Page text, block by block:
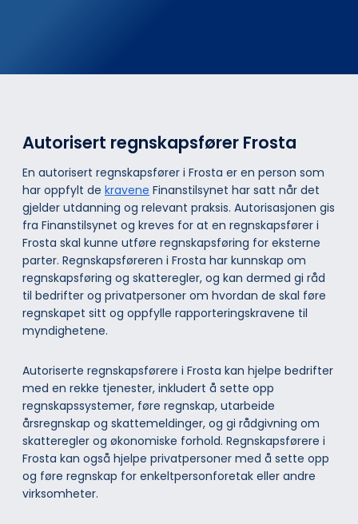
Autorisert regnskapsfører Frosta
En autorisert regnskapsfører i Frosta er en person som
har oppfylt de kravene Finanstilsynet har satt når det
gjelder utdanning og relevant praksis. Autorisasjonen gis
fra Finanstilsynet og kreves for at en regnskapsfører i
Frosta skal kunne utføre regnskapsføring for eksterne
parter. Regnskapsføreren i Frosta har kunnskap om
regnskapsføring og skatteregler, og kan dermed gi råd
til bedrifter og privatpersoner om hvordan de skal føre
regnskapet sitt og oppfylle rapporteringskravene til
myndighetene.
Autoriserte regnskapsførere i Frosta kan hjelpe bedrifter
med en rekke tjenester, inkludert å sette opp
regnskapssystemer, føre regnskap, utarbeide
årsregnskap og skattemeldinger, og gi rådgivning om
skatteregler og økonomiske forhold. Regnskapsførere i
Frosta kan også hjelpe privatpersoner med å sette opp
og føre regnskap for enkeltpersonforetak eller andre
virksomheter.